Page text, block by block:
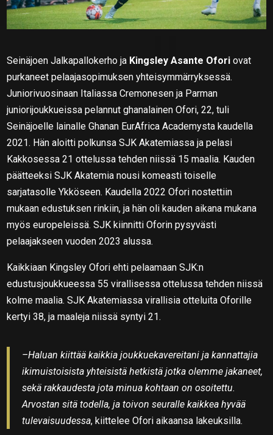
Seinäjoen Jalkapallokerho ja Kingsley Asante Ofori ovat
purkaneet pelaajasopimuksen yhteisymmärryksessä.
Juniorivuosinaan Italiassa Cremonesen ja Parman
juniorijoukkueissa pelannut ghanalainen Ofori, 22, tuli
Seinäjoelle lainalle Ghanan EurAfrica Academysta kaudella
2021. Hän aloitti polkunsa SJK Akatemiassa ja pelasi
Kakkosessa 21 ottelussa tehden niissä 15 maalia. Kauden
päätteeksi SJK Akatemia nousi komeasti toiselle
sarjatasolle Ykköseen. Kaudella 2022 Ofori nostettiin
mukaan edustuksen rinkiin, ja hän oli kauden aikana mukana
myös europeleissä. SJK kiinnitti Oforin pysyvästi
pelaajakseen vuoden 2023 alussa.
Kaikkiaan Kingsley Ofori ehti pelaamaan SJK:n
edustusjoukkueessa 55 virallisessa ottelussa tehden niissä
kolme maalia. SJK Akatemiassa virallisia otteluita Oforille
kertyi 38, ja maaleja niissä syntyi 21.
–Haluan kiittää kaikkia joukkuekavereitani ja kannattajia
ikimuistoisista yhteisistä hetkistä jotka olemme jakaneet,
sekä rakkaudesta jota minua kohtaan on osoitettu.
Arvostan sitä todella, ja toivon seuralle kaikkea hyvää
tulevaisuudessa, kiittelee Ofori aikaansa lakeuksilla.